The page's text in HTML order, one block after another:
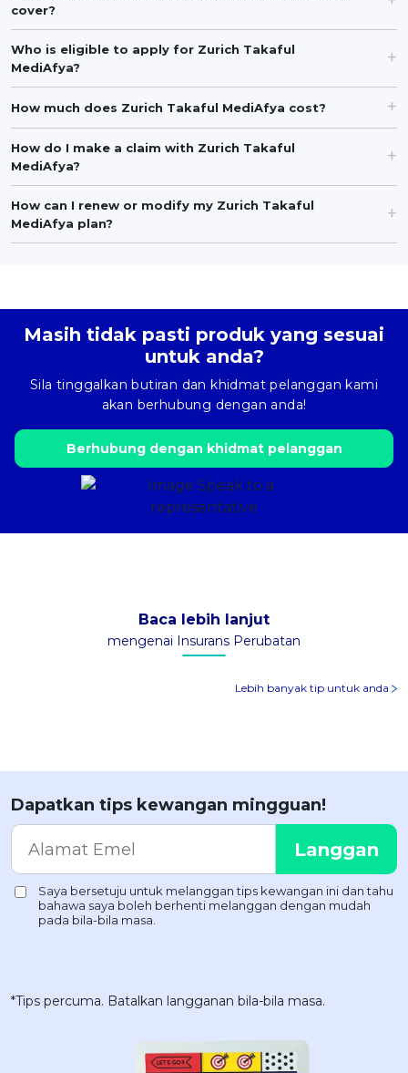
cover?
Who is eligible to apply for Zurich Takaful
MediAfya?
How much does Zurich Takaful MediAfya cost?
How do I make a claim with Zurich Takaful
MediAfya?
How can I renew or modify my Zurich Takaful
MediAfya plan?
Masih tidak pasti produk yang sesuai
untuk anda?
Sila tinggalkan butiran dan khidmat pelanggan kami
akan berhubung dengan anda!
Berhubung dengan khidmat pelanggan
Baca lebih lanjut
mengenai Insurans Perubatan
Lebih banyak tip untuk anda
Dapatkan tips kewangan mingguan!
*Tips percuma. Batalkan langganan bila-bila masa.